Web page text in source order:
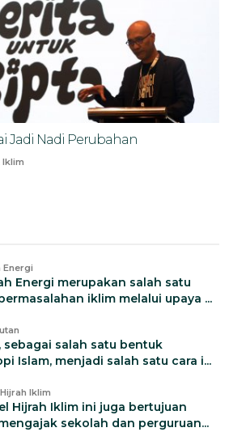
Jadi Nadi Perubahan
Iklim
Energi
Energi merupakan salah satu
iklim melalui upaya ...
sebagai salah satu bentuk
Islam, menjadi salah satu cara i...
Iklim
Hijrah Iklim ini juga bertujuan
sekolah dan perguruan...